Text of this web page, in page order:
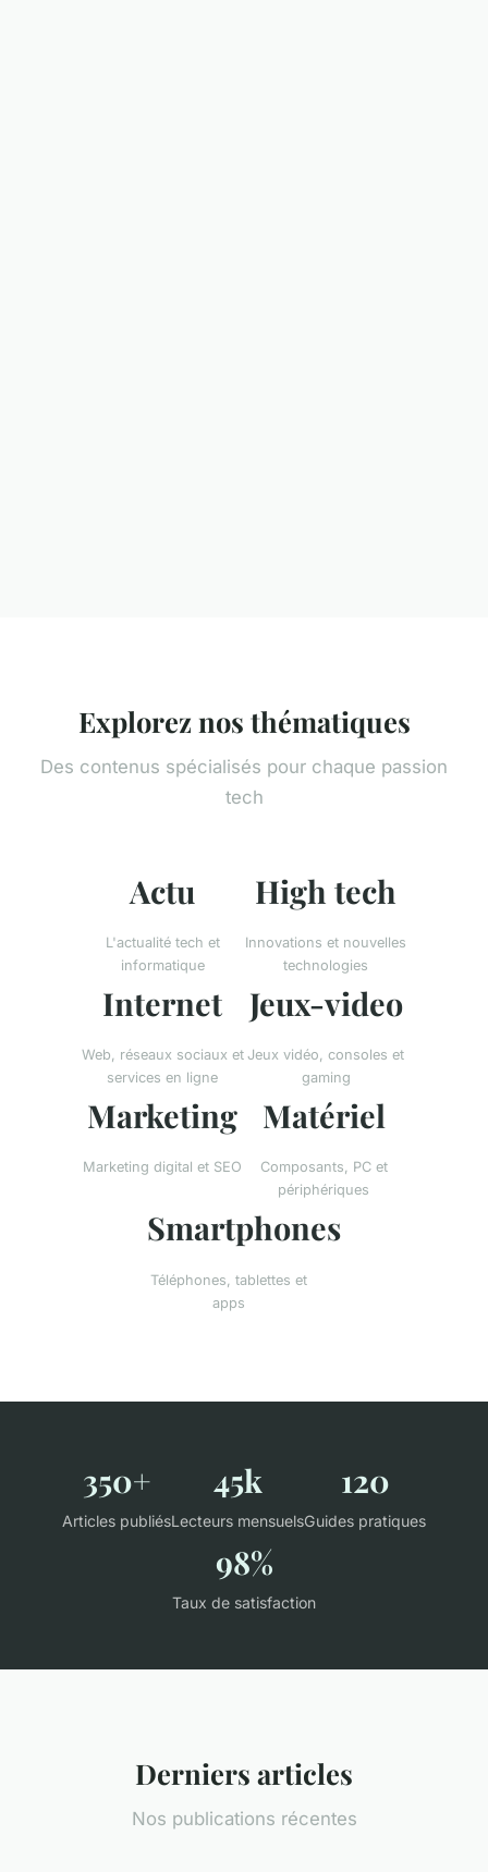
Explorez nos thématiques
Des contenus spécialisés pour chaque passion
tech
Actu
L'actualité tech et
informatique
High tech
Innovations et nouvelles
technologies
Internet
Web, réseaux sociaux et
services en ligne
Jeux-video
Jeux vidéo, consoles et
gaming
Marketing
Marketing digital et SEO
Matériel
Composants, PC et
périphériques
Smartphones
Téléphones, tablettes et
apps
350+
Articles publiés
45k
Lecteurs mensuels
120
Guides pratiques
98%
Taux de satisfaction
Derniers articles
Nos publications récentes